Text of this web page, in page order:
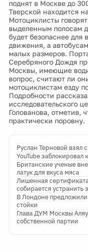
поднят в Москве до
Тверской находится
Мотоциклисты
выделенным полосам
будет безопаснее для
движения, а
малых размеров.
Серебряного Дождя
Москвы, имеющие
вопрос, считают ли
мотоциклистам езду
Подробности
исследовательского
Голованова, отметив,
практически поровну.
Руслан Терновой взял
YouTube
Британские ученые
латук для вкуса мяса
Лишенная
собирается
В Лондоне предложили
стойки
Глава ДУМ Москвы
собственной партии